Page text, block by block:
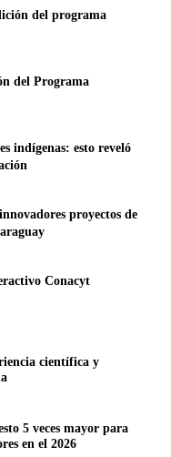
del programa
del Programa
indígenas: esto reveló
proyectos de
Conacyt
científica y
5 veces mayor para
en el 2026